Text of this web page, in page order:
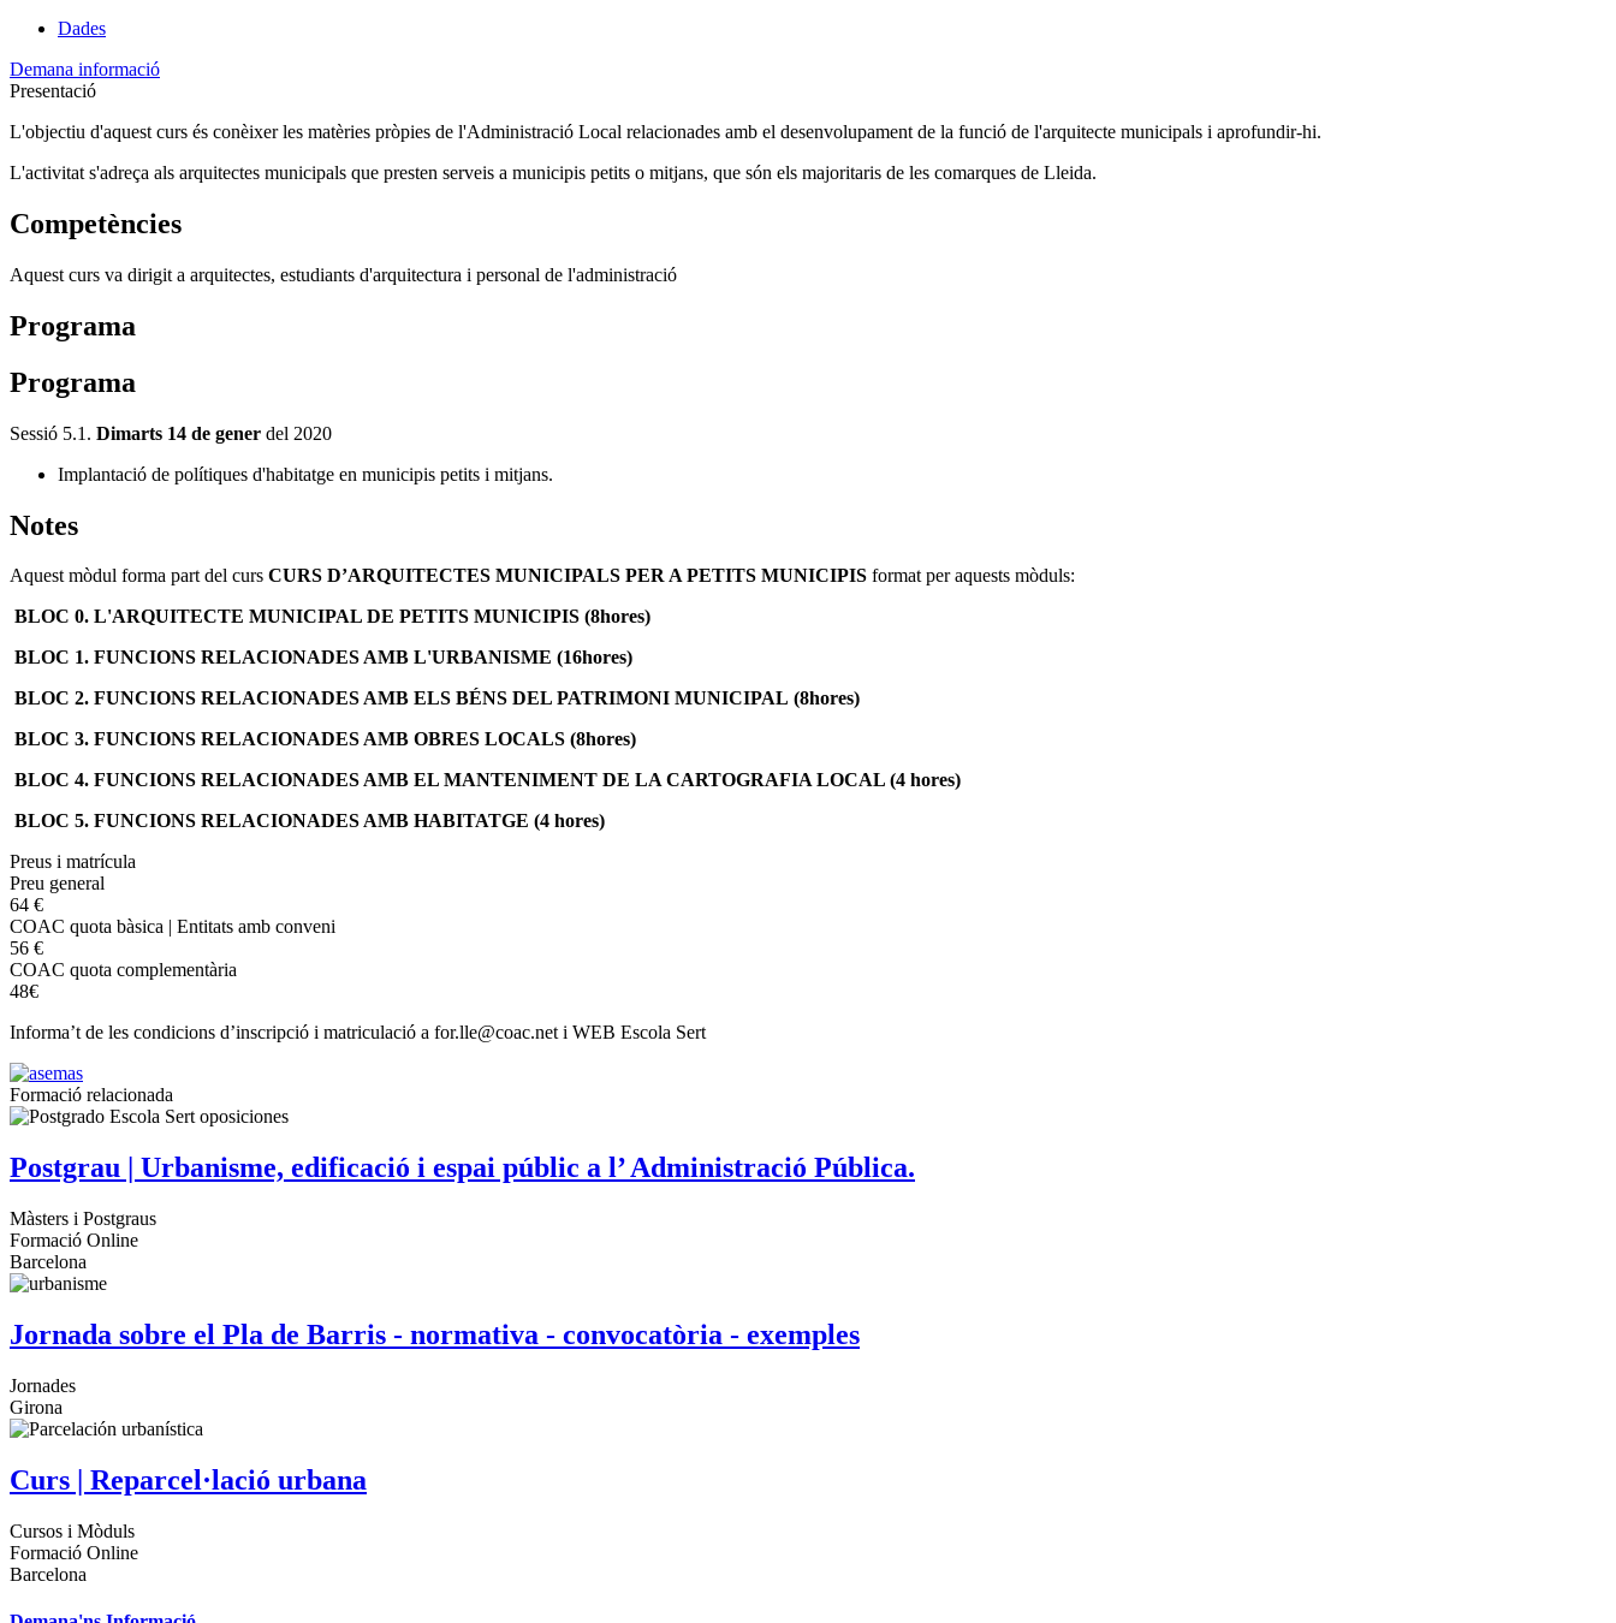
Dades
Demana informació
Presentació
L'objectiu d'aquest curs és conèixer les matèries pròpies de l'Administració Local relacionades amb el desenvolupament de la funció de l'arquitecte municipals i aprofundir-hi.
L'activitat s'adreça als arquitectes municipals que presten serveis a municipis petits o mitjans, que són els majoritaris de les comarques de Lleida.
Competències
Aquest curs va dirigit a arquitectes, estudiants d'arquitectura i personal de l'administració
Programa
Programa
Sessió 5.1. Dimarts 14 de gener del 2020
Implantació de polítiques d'habitatge en municipis petits i mitjans.
Notes
Aquest mòdul forma part del curs CURS D’ARQUITECTES MUNICIPALS PER A PETITS MUNICIPIS format per aquests mòduls:
BLOC 0. L'ARQUITECTE MUNICIPAL DE PETITS MUNICIPIS (8hores)
BLOC 1. FUNCIONS RELACIONADES AMB L'URBANISME (16hores)
BLOC 2. FUNCIONS RELACIONADES AMB ELS BÉNS DEL PATRIMONI MUNICIPAL (8hores)
BLOC 3. FUNCIONS RELACIONADES AMB OBRES LOCALS (8hores)
BLOC 4. FUNCIONS RELACIONADES AMB EL MANTENIMENT DE LA CARTOGRAFIA LOCAL (4 hores)
BLOC 5. FUNCIONS RELACIONADES AMB HABITATGE (4 hores)
Preus i matrícula
Preu general
64 €
COAC quota bàsica | Entitats amb conveni
56 €
COAC quota complementària
48€
Informa’t de les condicions d’inscripció i matriculació a for.lle@coac.net i WEB Escola Sert
Formació relacionada
Postgrau | Urbanisme, edificació i espai públic a l’ Administració Pública.
Màsters i Postgraus
Formació Online
Barcelona
Jornada sobre el Pla de Barris - normativa - convocatòria - exemples
Jornades
Girona
Curs | Reparcel·lació urbana
Cursos i Mòduls
Formació Online
Barcelona